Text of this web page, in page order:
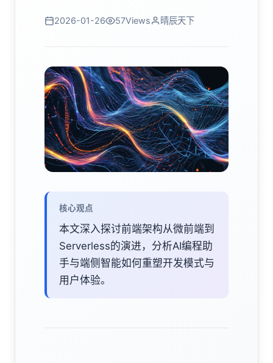
2026-01-26 57Views 晴辰天下
核心观点
本文深入探讨前端架构从微前端到
Serverless的演进，分析AI编程助
手与端侧智能如何重塑开发模式与
用户体验。